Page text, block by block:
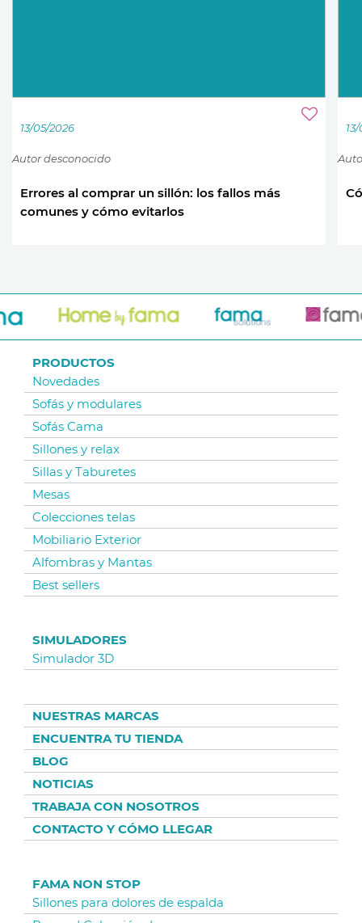
13/05/2026
Autor desconocido
Errores al comprar un sillón: los fallos más
comunes y cómo evitarlos
PRODUCTOS
Novedades
Sofás y modulares
Sofás Cama
Sillones y relax
Sillas y Taburetes
Mesas
Colecciones telas
Mobiliario Exterior
Alfombras y Mantas
Best sellers
SIMULADORES
Simulador 3D
NUESTRAS MARCAS
ENCUENTRA TU TIENDA
BLOG
NOTICIAS
TRABAJA CON NOSOTROS
CONTACTO Y CÓMO LLEGAR
FAMA NON STOP
Sillones para dolores de espalda